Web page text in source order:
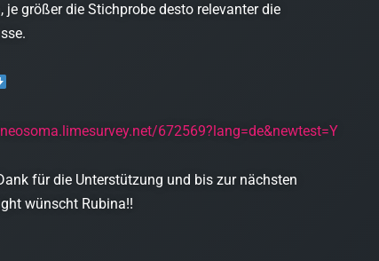
je größer die Stichprobe desto relevanter die
672569?lang=de&newtest=Y
für die Unterstützung und bis zur nächsten
wünscht Rubina!!